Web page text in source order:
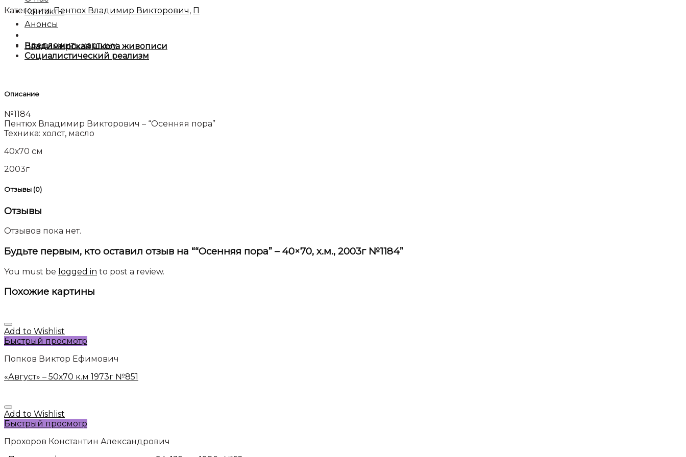
Контакты
Анонсы
Предложить картину
Категории:Пентюх Владимир Викторович, П
Владимирская школа живописи
Социалистический реализм
Описание
№1184
Пентюх Владимир Викторович – “Осенняя пора”
Техника: холст, масло
40х70 см
2003г
Отзывы (0)
Отзывы
Отзывов пока нет.
Будьте первым, кто оставил отзыв на ““Осенняя пора” – 40×70, х.м., 2003г №1184”
You must be logged in to post a review.
Похожие картины
Add to Wishlist
Быстрый просмотр
Попков Виктор Ефимович
«Август» – 50х70 к.м 1973г №851
Add to Wishlist
Быстрый просмотр
Прохоров Константин Александрович